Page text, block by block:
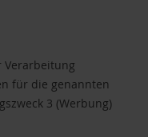
Verarbeitung
für die genannten
3 (Werbung)